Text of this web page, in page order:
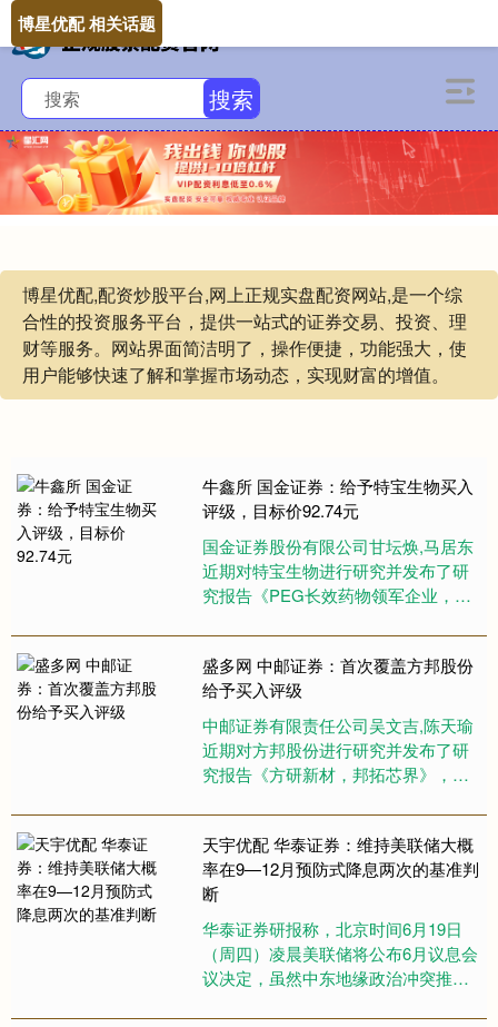
搜索
博星优配,配资炒股平台,网上正规实盘配资网站,是一个综
合性的投资服务平台，提供一站式的证券交易、投资、理
财等服务。网站界面简洁明了，操作便捷，功能强大，使
用户能够快速了解和掌握市场动态，实现财富的增值。
博星优配 相关话题
牛鑫所 国金证券：给予特宝生物买入
评级，目标价92.74元
国金证券股份有限公司甘坛焕,马居东
近期对特宝生物进行研究并发布了研
究报告《PEG长效药物领军企业，益
生物买入评级，目标价92.7....
盛多网 中邮证券：首次覆盖方邦股份
给予买入评级
中邮证券有限责任公司吴文吉,陈天瑜
近期对方邦股份进行研究并发布了研
究报告《方研新材，邦拓芯界》，首
股份(688020) 投资要....
天宇优配 华泰证券：维持美联储大概
率在9—12月预防式降息两次的基准判
断
华泰证券研报称，北京时间6月19日
（周四）凌晨美联储将公布6月议息会
议决定，虽然中东地缘政治冲突推高